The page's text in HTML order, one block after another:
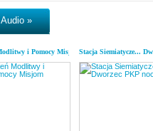
Audio »
i Pomocy MisjomStacja Siemiatycze...